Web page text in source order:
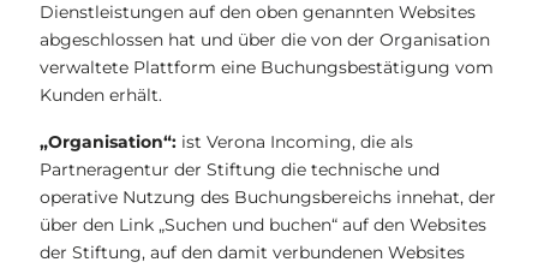
Dienstleistungen auf den oben genannten Websites
abgeschlossen hat und über die von der Organisation
verwaltete Plattform eine Buchungsbestätigung vom
Kunden erhält.
„Organisation“:ist Verona Incoming, die als
Partneragentur der Stiftung die technische und
operative Nutzung des Buchungsbereichs innehat, der
über den Link „Suchen und buchen“ auf den Websites
der Stiftung, auf den damit verbundenen Websites